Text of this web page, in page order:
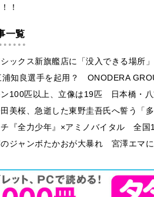
！
一覧
ックス新旗艦店に「没入できる場所
浦知良選手を起用？ ONODERA
100匹以上、立像は19匹 日本橋・
美桜、急逝した東野圭吾氏へ誓う「
チ『全力少年』×アミノバイタル 全国
ジャンボたかおが大暴れ 宮澤エマ